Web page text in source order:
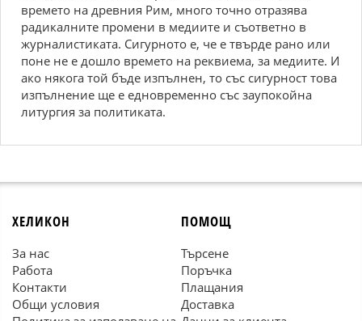
времето на древния Рим, много точно отразява
радикалните промени в медиите и съответно в
журналистиката. Сигурното е, че е твърде рано или
поне не е дошло времето на реквиема, за медиите. И
ако някога той бъде изпълнен, то със сигурност това
изпълнение ще е едновременно със заупокойна
литургия за политиката.
ХЕЛИКОН
За нас
Работа
Контакти
Общи условия
ПОМОЩ
Търсене
Поръчка
Плащания
Доставка